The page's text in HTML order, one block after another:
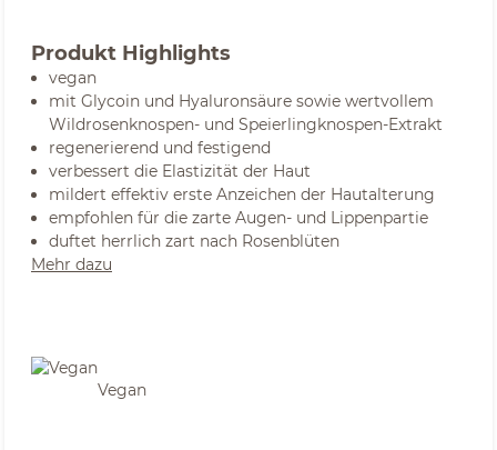
Produkt Highlights
vegan
mit Glycoin und Hyaluronsäure sowie wertvollem
Wildrosenknospen- und Speierlingknospen-Extrakt
regenerierend und festigend
verbessert die Elastizität der Haut
mildert effektiv erste Anzeichen der Hautalterung
empfohlen für die zarte Augen- und Lippenpartie
duftet herrlich zart nach Rosenblüten
Mehr dazu
Vegan